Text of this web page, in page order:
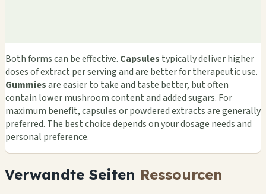
Both forms can be effective. Capsules typically deliver higher
doses of extract per serving and are better for therapeutic use.
Gummiesare easier to take and taste better, but often
contain lower mushroom content and added sugars. For
maximum benefit, capsules or powdered extracts are generally
preferred. The best choice depends on your dosage needs and
personal preference.
Verwandte Seiten Ressourcen